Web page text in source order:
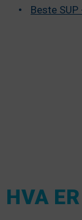
Beste
HVA